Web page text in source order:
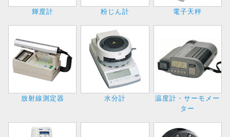
輝度計 粉じん計 電子天秤
放射線測定器 水分計
温度計・サーモメー
ター